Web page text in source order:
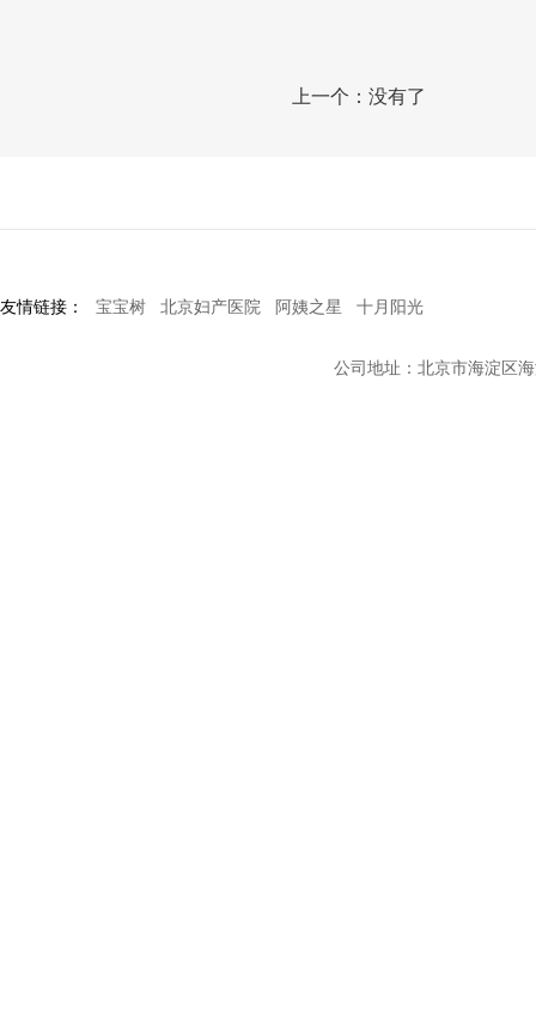
上一个：没有了
友情链接： 宝宝树 北京妇产医院 阿姨之星 十月阳光
公司地址：北京市海淀区